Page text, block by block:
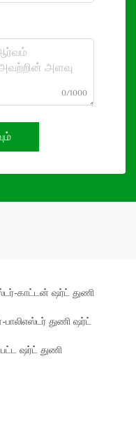
0/1000
காட்டன் ஷர்ட் துணி
துணி ஷர்ட்
ஷர்ட் துணி